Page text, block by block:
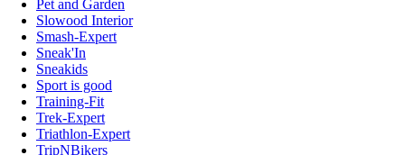
Pet and Garden
Slowood Interior
Smash-Expert
Sneak'In
Sneakids
Sport is good
Training-Fit
Trek-Expert
Triathlon-Expert
TripNBikers